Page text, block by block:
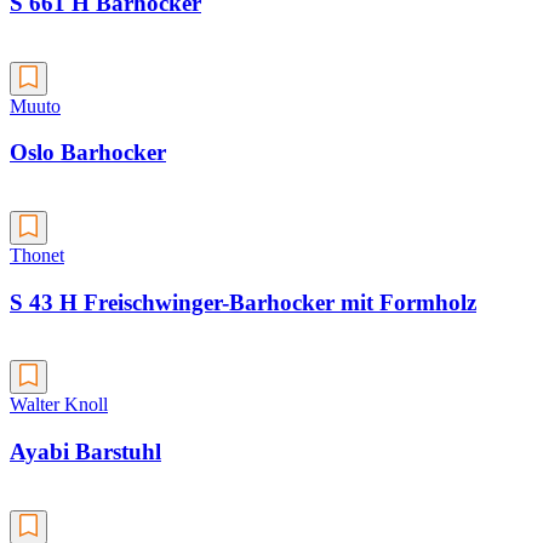
Muuto
Oslo Barhocker
Thonet
S 43 H Freischwinger-Barhocker mit Formholz
Walter Knoll
Ayabi Barstuhl